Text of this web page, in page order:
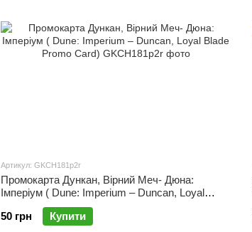
Артикул: GKCH181p2r
Промокарта Дункан, Вірний Меч- Дюна:
Імперіум ( Dune: Imperium – Duncan, Loyal
Blade Promo Card)
50 грн
Купити